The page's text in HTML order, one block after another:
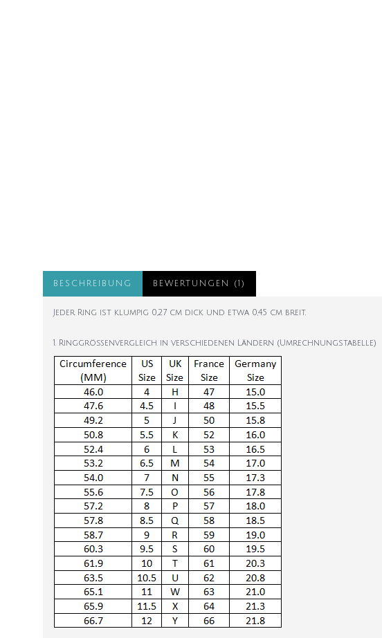
BESCHREIBUNG BEWERTUNGEN (1)
Jeder Ring ist klumpig 0,27 cm dick und etwa 0,45 cm breit.
1. Ringgrößenvergleich in verschiedenen Ländern (Umrechnungstabelle)